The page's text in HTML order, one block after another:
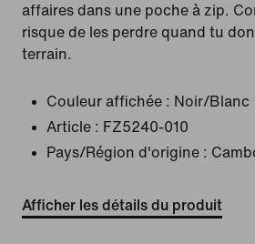
affaires dans une poche à zip.
risque de les perdre quand tu
terrain.
Couleur affichée : Noir/Blanc
Article : FZ5240-010
Pays/Région d'origine :
Afficher les détails du produit